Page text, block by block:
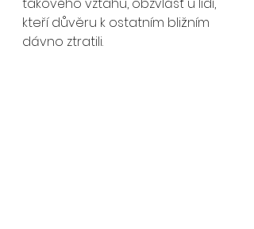
kteří důvěru k ostatním bližním
dávno ztratili.